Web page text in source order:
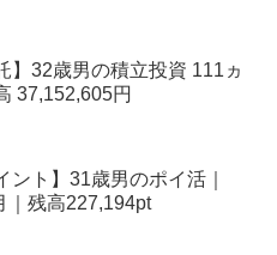
】32歳男の積立投資 111ヵ
37,152,605円
ント】31歳男のポイ活｜
｜残高227,194pt